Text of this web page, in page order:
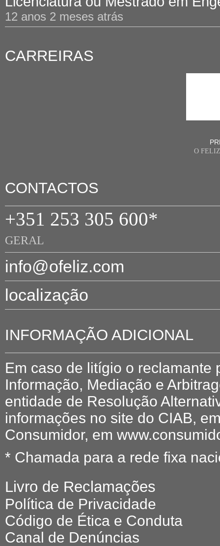
12 anos 2 meses atrás
CARREIRAS
O
CONTACTOS
+351 253 305 600*
GERAL
info@ofeliz.com
localização
INFORMAÇÃO ADICIONAL
Em caso de litígio o reclamante
Informação, Mediação e
entidade de Resolução
informações no site do CIAB,
Consumidor, em
* Chamada para a rede fixa
Livro de Reclamações
Política de Privacidade
Código de Ética e Conduta
Canal de Denúncias